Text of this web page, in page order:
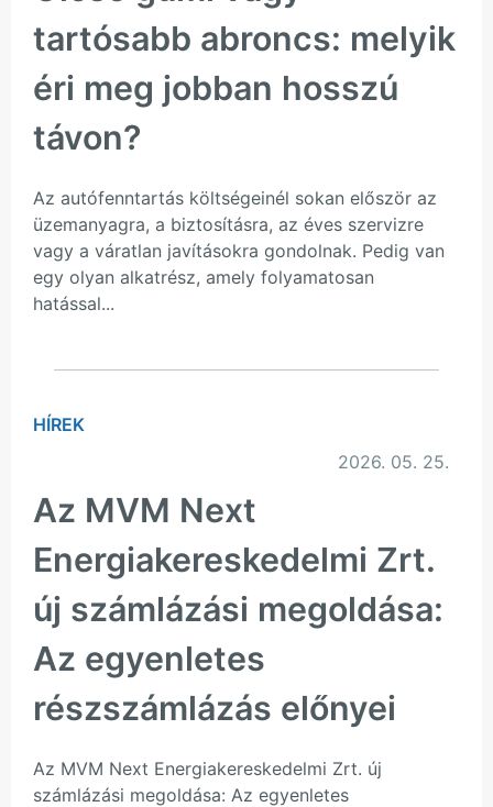
tartósabb abroncs: melyik
éri meg jobban hosszú
távon?
Az autófenntartás költségeinél sokan először az
üzemanyagra, a biztosításra, az éves szervizre
vagy a váratlan javításokra gondolnak. Pedig van
egy olyan alkatrész, amely folyamatosan
hatással...
HÍREK
2026. 05. 25.
Az MVM Next
Energiakereskedelmi Zrt.
új számlázási megoldása:
Az egyenletes
részszámlázás előnyei
Az MVM Next Energiakereskedelmi Zrt. új
számlázási megoldása: Az egyenletes